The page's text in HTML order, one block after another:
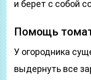
и берет с собой
Помощь
У огородника
выдернуть все